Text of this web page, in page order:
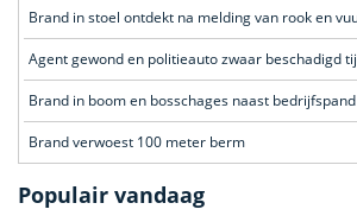
Brand in boom en bosschages naast bedrijfspand
Brand verwoest 100 meter berm
Populair vandaag